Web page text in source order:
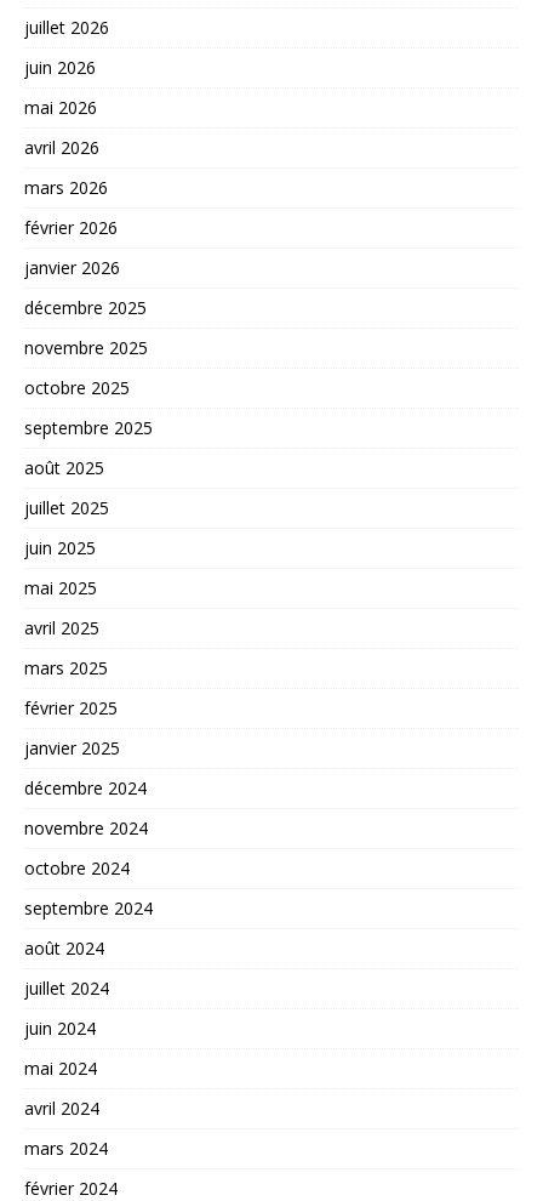
juillet 2026
juin 2026
mai 2026
avril 2026
mars 2026
février 2026
janvier 2026
décembre 2025
novembre 2025
octobre 2025
septembre 2025
août 2025
juillet 2025
juin 2025
mai 2025
avril 2025
mars 2025
février 2025
janvier 2025
décembre 2024
novembre 2024
octobre 2024
septembre 2024
août 2024
juillet 2024
juin 2024
mai 2024
avril 2024
mars 2024
février 2024